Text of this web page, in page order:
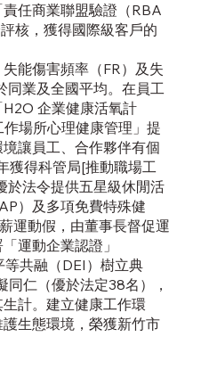
任商業聯盟驗證（RBA
核，獲得國際級客戶的
能傷害頻率（FR）及失
同業及全國平均。在員工
企業健康活氧計
場所心理健康管理」提
讓員工、合作夥伴有個
獲得科管局[推動職場工
於法令提供五星級休閒活
）及多項免費特殊健
運動假，由董事長督促運
運動企業認證」
等共融（DEI）樹立典
仁（優於法定38名），
計。建立健康工作環
生態環境，榮獲新竹市